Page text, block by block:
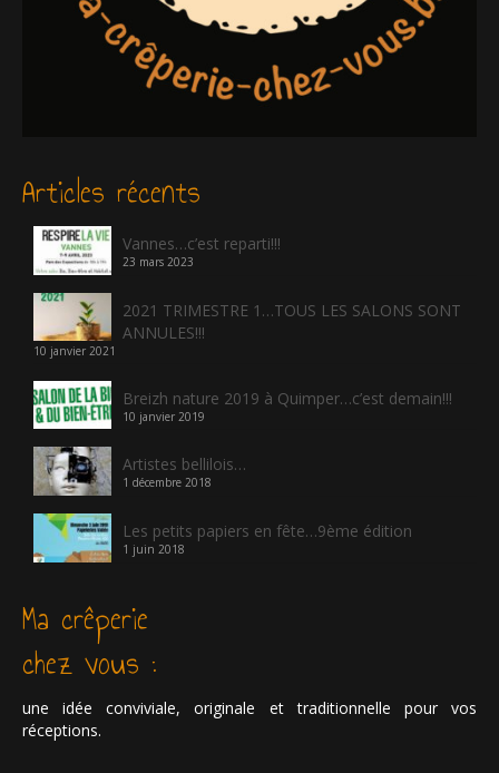
Articles récents
Vannes…c’est reparti!!!
23 mars 2023
2021 TRIMESTRE 1…TOUS LES SALONS SONT
ANNULES!!!
10 janvier 2021
Breizh nature 2019 à Quimper…c’est demain!!!
10 janvier 2019
Artistes bellilois…
1 décembre 2018
Les petits papiers en fête…9ème édition
1 juin 2018
Ma crêperie
chez vous :
une idée conviviale, originale et traditionnelle pour vos
réceptions.